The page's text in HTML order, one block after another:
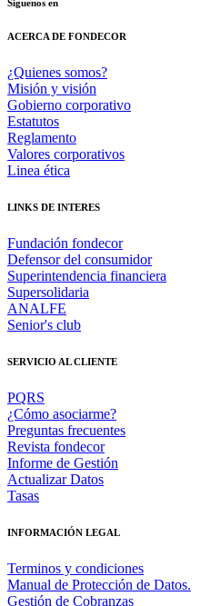
Siguenos en
ACERCA DE FONDECOR
¿Quienes somos?
Misión y visión
Gobierno corporativo
Estatutos
Reglamento
Valores corporativos
Linea ética
LINKS DE INTERES
Fundación fondecor
Defensor del consumidor
Superintendencia financiera
Supersolidaria
ANALFE
Senior's club
SERVICIO AL CLIENTE
PQRS
¿Cómo asociarme?
Preguntas frecuentes
Revista fondecor
Informe de Gestión
Actualizar Datos
Tasas
INFORMACIÓN LEGAL
Terminos y condiciones
Manual de Protección de Datos.
Gestión de Cobranzas